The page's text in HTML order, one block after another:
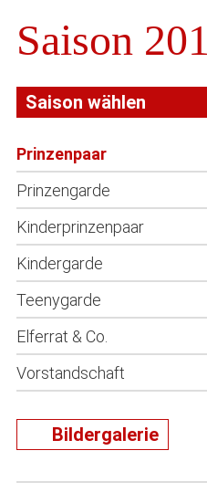
Saison
Saison wählen
Prinzenpaar
Prinzengarde
Kinderprinzenpaar
Kindergarde
Teenygarde
Elferrat & Co.
Vorstandschaft
Bildergalerie